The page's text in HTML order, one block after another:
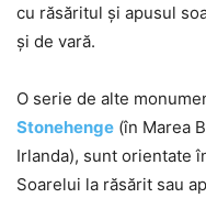
cu răsăritul şi apusul
şi de vară.
O serie de alte
Stonehenge (în Marea
Irlanda), sunt orientate
Soarelui la răsărit sau